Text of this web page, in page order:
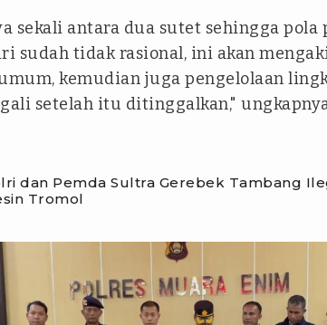
sekali antara dua sutet sehingga pola
sudah tidak rasional, ini akan
kemudian juga pengelolaan
setelah itu ditinggalkan,"
dan Pemda Sultra Gerebek Tambang
Tromol